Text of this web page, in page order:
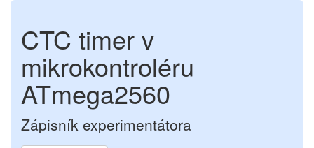
CTC timer v
mikrokontroléru
ATmega2560
Zápisník experimentátora